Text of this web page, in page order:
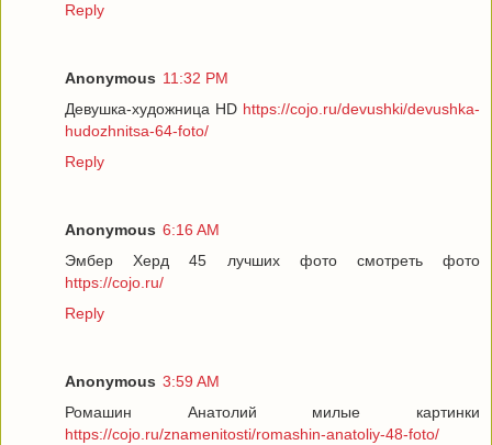
Reply
Anonymous 11:32 PM
Девушка-художница HD https://cojo.ru/devushki/devushka-
hudozhnitsa-64-foto/
Reply
Anonymous 6:16 AM
Эмбер Херд 45 лучших фото смотреть фото
https://cojo.ru/
Reply
Anonymous 3:59 AM
Ромашин Анатолий милые картинки
https://cojo.ru/znamenitosti/romashin-anatoliy-48-foto/